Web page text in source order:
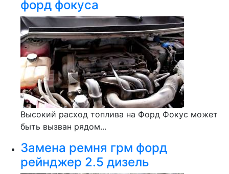
форд фокуса
Высокий расход топлива на Форд Фокус может
быть вызван рядом...
Замена ремня грм форд
рейнджер 2.5 дизель